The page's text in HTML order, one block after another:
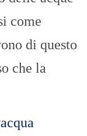
come
di questo
che la